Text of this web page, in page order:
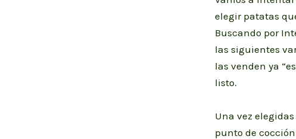
elegir patatas
Buscando por
las siguientes
las venden ya
listo.
Una vez
punto de